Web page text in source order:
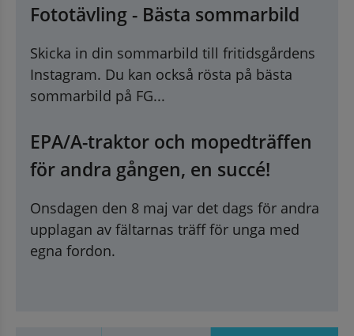
Fototävling - Bästa sommarbild
Skicka in din sommarbild till fritidsgårdens
Instagram. Du kan också rösta på bästa
sommarbild på FG...
EPA/A-traktor och mopedträffen
för andra gången, en succé!
Onsdagen den 8 maj var det dags för andra
upplagan av fältarnas träff för unga med
egna fordon.